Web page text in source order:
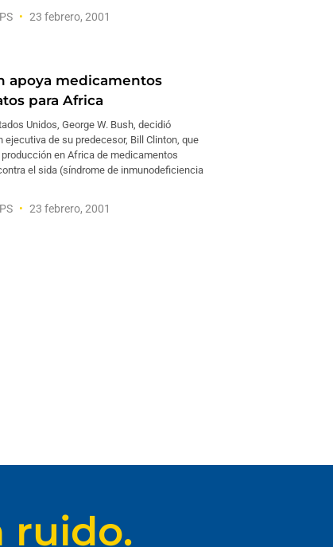
23 febrero, 2001
apoya medicamentos
para Africa
Unidos, George W. Bush, decidió
ejecutiva de su predecesor, Bill Clinton, que
en Africa de medicamentos
el sida (síndrome de inmunodeficiencia
23 febrero, 2001
ruido.